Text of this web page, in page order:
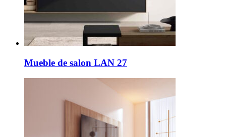
Mueble de salon LAN 27